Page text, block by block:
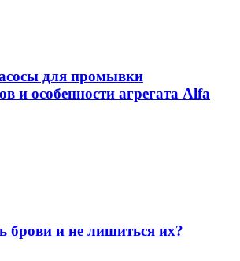
для промывки
и особенности агрегата Alfa
брови и не лишиться их?